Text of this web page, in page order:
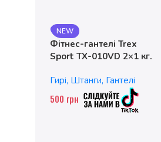
NEW
Фітнес-гантелі Trex
Sport TX-010VD 2×1 кг.
Гирі, Штанги, Гантелі
500 грн